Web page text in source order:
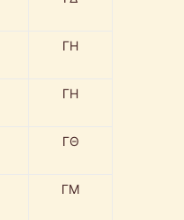
ΓΗ
ΓΗ
ΓΘ
ΓΜ